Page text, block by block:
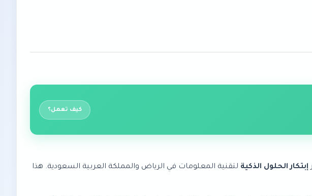
كيف تعمل؟
إبتكار الحلول الذكية لتقنية المعلومات في الرياض والمملكة العربية السعودية. هذا